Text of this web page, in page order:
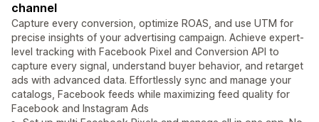
channel
Capture every conversion, optimize ROAS, and use UTM for
precise insights of your advertising campaign. Achieve expert-
level tracking with Facebook Pixel and Conversion API to
capture every signal, understand buyer behavior, and retarget
ads with advanced data. Effortlessly sync and manage your
catalogs, Facebook feeds while maximizing feed quality for
Facebook and Instagram Ads